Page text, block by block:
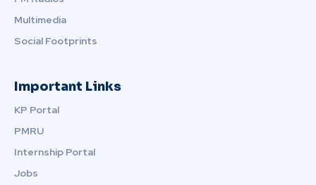
Multimedia
Social Footprints
Important Links
KP Portal
PMRU
Internship Portal
Jobs